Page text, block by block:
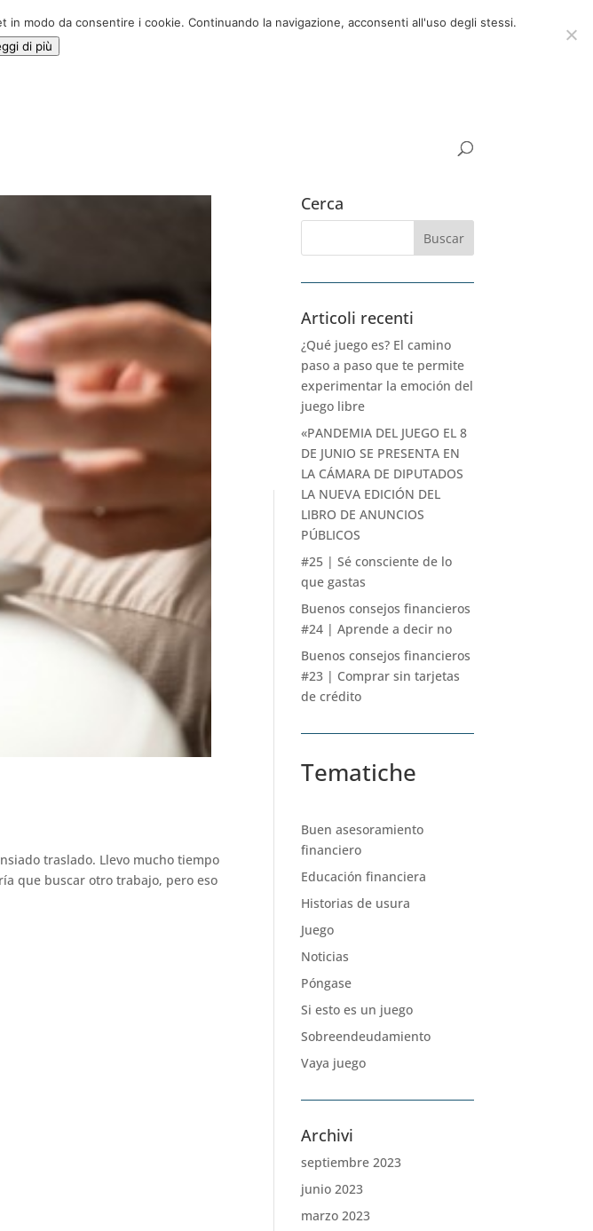
traslado. Llevo mucho tiempo
que buscar otro trabajo, pero eso
Cerca
Articoli recenti
¿Qué juego es? El camino
paso a paso que te permite
experimentar la emoción del
juego libre
«PANDEMIA DEL JUEGO EL 8
DE JUNIO SE PRESENTA EN
LA CÁMARA DE DIPUTADOS
LA NUEVA EDICIÓN DEL
LIBRO DE ANUNCIOS
PÚBLICOS
#25 | Sé consciente de lo
que gastas
Buenos consejos financieros
#24 | Aprende a decir no
Buenos consejos financieros
#23 | Comprar sin tarjetas
de crédito
Tematiche
Buen asesoramiento
financiero
Educación financiera
Historias de usura
Juego
Noticias
Póngase
Si esto es un juego
Sobreendeudamiento
Vaya juego
Archivi
septiembre 2023
junio 2023
marzo 2023
modo da consentire i cookie. Continuando la navigazione, acconsenti all'uso degli stessi.
di più